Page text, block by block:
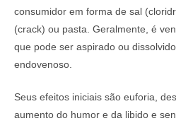
consumidor em forma de sal
(crack) ou pasta. Geralmente, é
que pode ser aspirado ou
endovenoso.
Seus efeitos iniciais são euforia,
aumento do humor e da libido e